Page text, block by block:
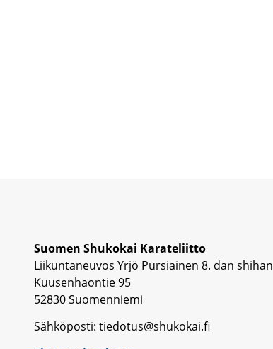
Suomen Shukokai Karateliitto
Liikuntaneuvos Yrjö Pursiainen 8. dan shihan
Kuusenhaontie 95
52830 Suomenniemi
Sähköposti: tiedotus@shukokai.fi